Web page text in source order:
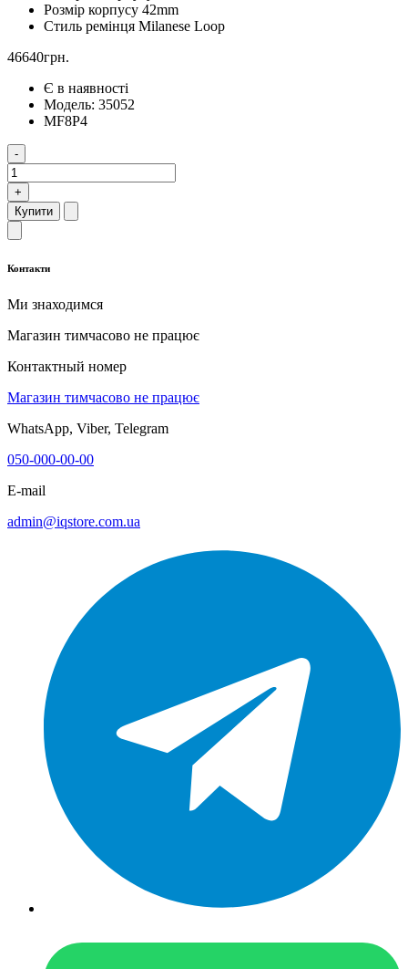
Розмір корпусу 42mm
Стиль ремінця Milanese Loop
46640грн.
Є в наявності
Модель: 35052
MF8P4
-
+
Купити
Контакти
Ми знаходимся
Магазин тимчасово не працює
Контактный номер
Магазин тимчасово не працює
WhatsApp, Viber, Telegram
050-000-00-00
E-mail
admin@iqstore.com.ua